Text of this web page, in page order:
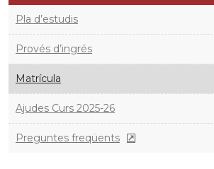
Pla d’estudis
Provés d’ingrés
Matrícula
Ajudes Curs 2025-26
Preguntes freqüents